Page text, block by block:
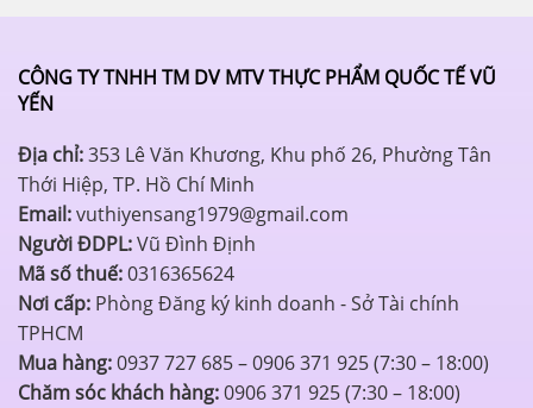
CÔNG TY TNHH TM DV MTV THỰC PHẨM QUỐC TẾ VŨ
YẾN
Địa chỉ:353 Lê Văn Khương, Khu phố 26, Phường Tân
Thới Hiệp, TP. Hồ Chí Minh
Email:vuthiyensang1979@gmail.com
Người ĐDPL:Vũ Đình Định
Mã số thuế:0316365624
Nơi cấp: Phòng Đăng ký kinh doanh - Sở Tài chính
TPHCM
Mua hàng:0937 727 685 – 0906 371 925 (7:30 – 18:00)
Chăm sóc khách hàng:0906 371 925 (7:30 – 18:00)